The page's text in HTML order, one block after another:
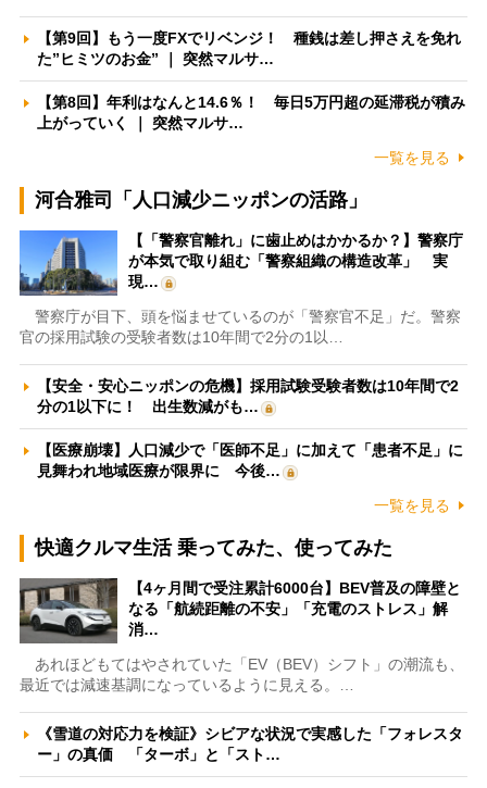
【第9回】もう一度FXでリベンジ！ 種銭は差し押さえを免れ
た”ヒミツのお金” ｜ 突然マルサ…
【第8回】年利はなんと14.6％！ 毎日5万円超の延滞税が積み
上がっていく ｜ 突然マルサ…
一覧を見る
河合雅司「人口減少ニッポンの活路」
【「警察官離れ」に歯止めはかかるか？】警察庁
が本気で取り組む「警察組織の構造改革」 実
現…
警察庁が目下、頭を悩ませているのが「警察官不足」だ。警察
官の採用試験の受験者数は10年間で2分の1以…
【安全・安心ニッポンの危機】採用試験受験者数は10年間で2
分の1以下に！ 出生数減がも…
【医療崩壊】人口減少で「医師不足」に加えて「患者不足」に
見舞われ地域医療が限界に 今後…
一覧を見る
快適クルマ生活 乗ってみた、使ってみた
【4ヶ月間で受注累計6000台】BEV普及の障壁と
なる「航続距離の不安」「充電のストレス」解
消…
あれほどもてはやされていた「EV（BEV）シフト」の潮流も、
最近では減速基調になっているように見える。…
《雪道の対応力を検証》シビアな状況で実感した「フォレスタ
ー」の真価 「ターボ」と「スト…